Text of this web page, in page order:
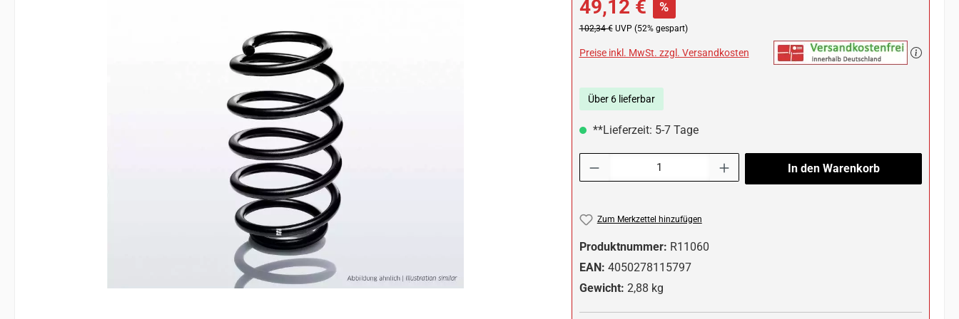
49,12 € %
Regulärer Preis:
102,34 € UVP (52% gespart)
Preise inkl. MwSt. zzgl. Versandkosten
Über 6 lieferbar
**Lieferzeit: 5-7 Tage
In den Warenkorb
Zum Merkzettel hinzufügen
Produktnummer: R11060
EAN: 4050278115797
Gewicht: 2,88 kg